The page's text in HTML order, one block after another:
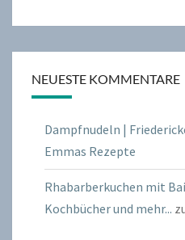
NEUESTE KOMMENTARE
Dampfnudeln |
Emmas Rezepte
Rhabarberkuchen mit
Kochbücher und mehr...